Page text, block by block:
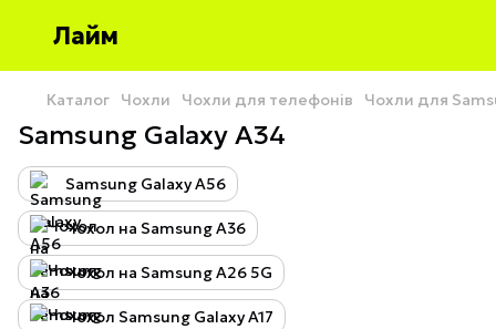
Лайм
Каталог Чохли Чохли для телефонів Чохли для
Samsung Galaxy A34
Samsung Galaxy A56
Чохол на Samsung A36
Чохол на Samsung A26 5G
Чохол Samsung Galaxy A17